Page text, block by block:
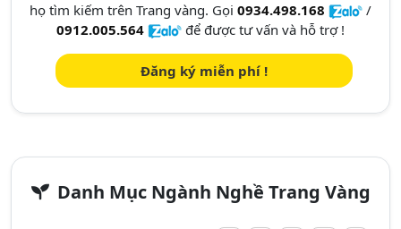
họ tìm kiếm trên Trang vàng. Gọi 0934.498.168
/
0912.005.564
để được tư vấn và hỗ trợ !
Đăng ký miễn phí !
Danh Mục Ngành Nghề Trang Vàng